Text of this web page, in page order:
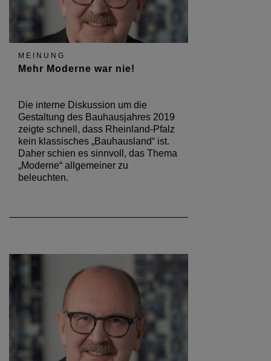
MEINUNG
Mehr Moderne war nie!
Die interne Diskussion um die
Gestaltung des Bauhausjahres 2019
zeigte schnell, dass Rheinland-Pfalz
kein klassisches „Bauhausland“ ist.
Daher schien es sinnvoll, das Thema
„Moderne“ allgemeiner zu
beleuchten.